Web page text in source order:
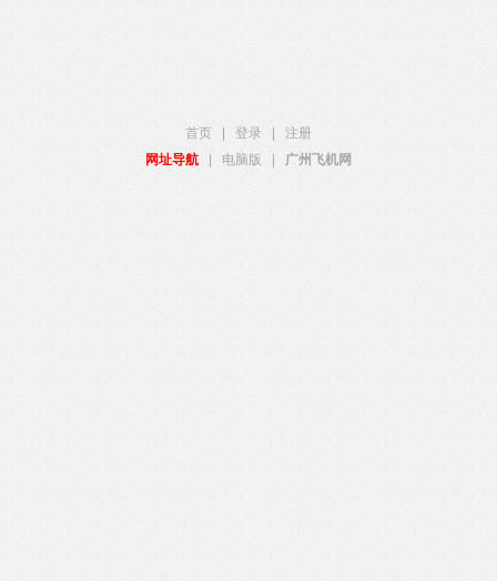
首页 登录
注册
网址导航
电脑版 广州飞机网